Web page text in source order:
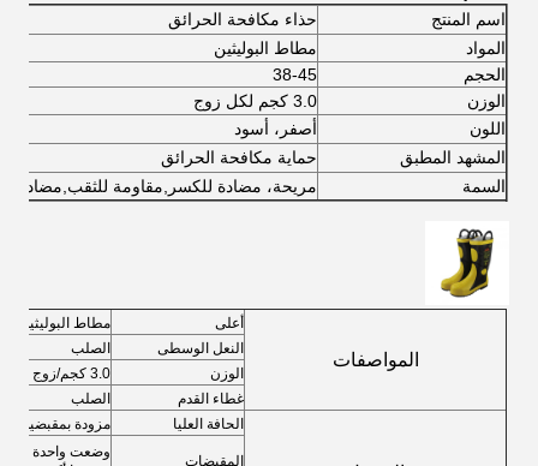
اسم المنتج
حذاء مكافحة الحرائق
المواد
مطاط البوليثين
الحجم
38-45
الوزن
3.0 كجم لكل زوج
اللون
أصفر، أسود
المشهد المطبق
حماية مكافحة الحرائق
السمة
مريحة، مضادة للكسر مقاومة للثقب مضاد
المواصفات
أعلى
مطاط البوليثين
النعل الوسطى
الصلب
الوزن
3.0 كجم/زوج
غطاء القدم
الصلب
الحافة العليا مزودة بمقبضين
المقبضات
وضعت واحدة على